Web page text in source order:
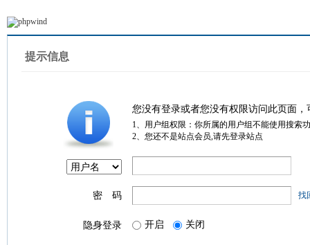
提示信息
您没有登录或者您没有权限访问此页面
1、用户组权限：你所属的用户组不能使用搜索
2、您还不是站点会员,请先登录站点
密 码 找
隐身登录 开启 关闭